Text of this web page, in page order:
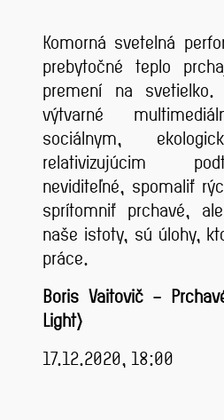
Komorná svetelná
prebytočné teplo
premení na svetielko.
výtvarné
sociálnym,
relativizujúcim
neviditeľné, spomaliť
sprítomniť prchavé,
naše istoty, sú úlohy,
práce.
Boris Vaitovič –
Light)
17.12.2020, 18:00